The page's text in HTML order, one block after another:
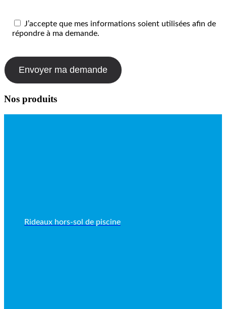
J’accepte que mes informations soient utilisées afin de
répondre à ma demande.
Nos produits
Rideaux hors-sol de piscine